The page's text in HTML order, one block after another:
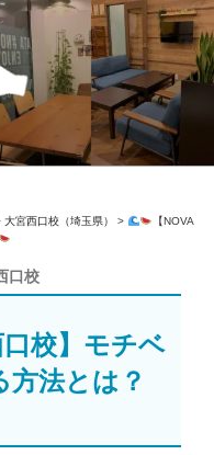
】スクールブロ
大宮西口校（埼玉県） >
【NOVA
口校
口校】モチベ
法とは？